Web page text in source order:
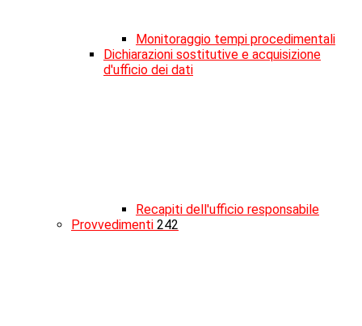
Monitoraggio tempi procedimentali
Dichiarazioni sostitutive e acquisizione
d'ufficio dei dati
Recapiti dell'ufficio responsabile
Provvedimenti 242